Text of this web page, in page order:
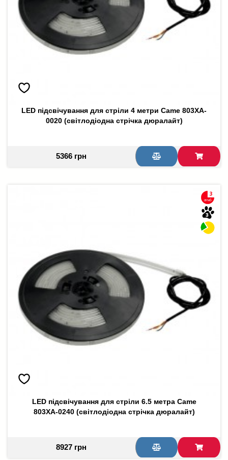
LED підсвічування для стріли 4 метри Came 803XA-
0020 (світлодіодна стрічка дюралайт)
5366 грн
LED підсвічування для стріли 6.5 метра Came
803XA-0240 (світлодіодна стрічка дюралайт)
8927 грн